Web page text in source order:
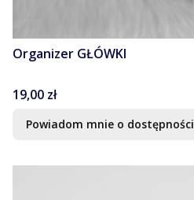
Organizer GŁÓWKI
Cena
19,00 zł
Powiadom mnie o dostępności